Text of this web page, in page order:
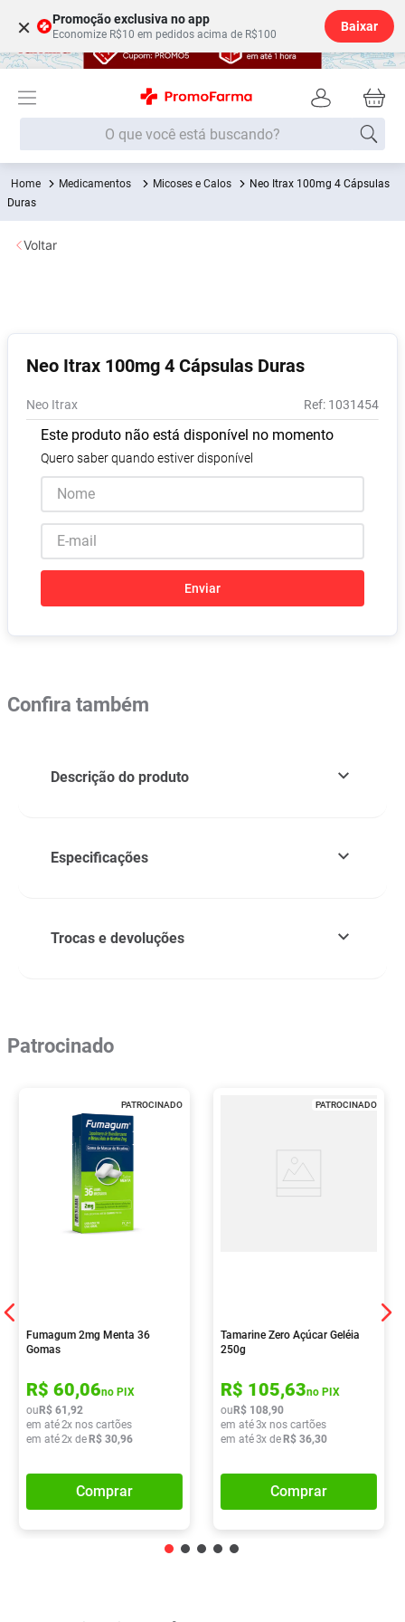
× Promoção exclusiva no app
Economize R$10 em pedidos acima de R$100
Baixar
O que você está buscando?
Medicamentos Micoses e Calos
Neo Itrax 100mg 4 Cápsulas
Duras
Neo Itrax 100mg 4 Cápsulas Duras
Neo Itrax : 1031454
Este produto não está disponível no momento
Quero saber quando estiver disponível
Enviar
Voltar
Confira também
Descrição do produto
Especificações
Trocas e devoluções
Patrocinado
PATROCINADO
Fumagum 2mg Menta 36
Gomas
R$ 60,06no PIX
ou R$ 61 ,92
em até2x nos cartões
em até2x de R$ 30,96
Comprar
PATROCINADO
Tamarine Zero Açúcar Geléia
250g
R$ 105,63no PIX
ou R$ 108,90
em até3x nos cartões
em até3x de R$ 36,30
Comprar
Termos mais buscados
1º Fralda
2
6 º Desodorante
7º Shampoo
8 Absorvente
9º Pampers Confort Sec
10 º